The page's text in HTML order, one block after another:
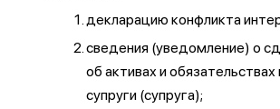
декларацию конфликта
сведения (уведомление) о
об активах и
супруги (супруга);